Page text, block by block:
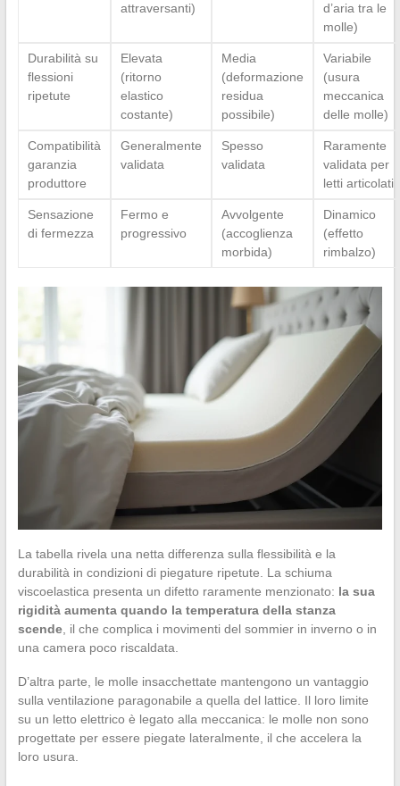
attraversanti)
d’aria tra le
molle)
Durabilità su
flessioni
ripetute
Elevata
(ritorno
elastico
costante)
Media
(deformazione
residua
possibile)
Variabile
(usura
meccanica
delle molle)
Compatibilità
garanzia
produttore
Generalmente
validata
Spesso
validata
Raramente
validata per
letti articolati
Sensazione
di fermezza
Fermo e
progressivo
Avvolgente
(accoglienza
morbida)
Dinamico
(effetto
rimbalzo)
La tabella rivela una netta differenza sulla flessibilità e la
durabilità in condizioni di piegature ripetute. La schiuma
viscoelastica presenta un difetto raramente menzionato: la sua
rigidità aumenta quando la temperatura della stanza
scende, il che complica i movimenti del sommier in inverno o in
una camera poco riscaldata.
D’altra parte, le molle insacchettate mantengono un vantaggio
sulla ventilazione paragonabile a quella del lattice. Il loro limite
su un letto elettrico è legato alla meccanica: le molle non sono
progettate per essere piegate lateralmente, il che accelera la
loro usura.